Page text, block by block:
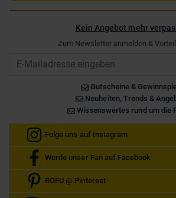
Kein Angebot mehr
Zum Newsletter anmelden &
Gutscheine &
Neuheiten, Trends &
Wissenswertes rund um die
Folge uns auf Instagram
Werde unser Fan auf Facebook
ROFU @ Pinterest